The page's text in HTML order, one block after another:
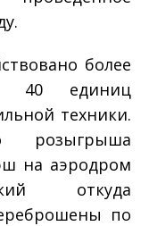
более
40 единиц
техники.
розыгрыша
на аэродром
откуда
по